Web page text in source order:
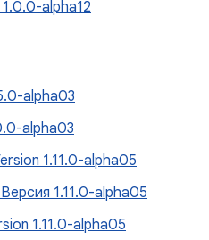
alpha12
alpha03
alpha03
1.11.0-alpha05
1.11.0-alpha05
1.11.0-alpha05